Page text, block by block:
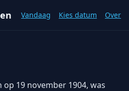
Vandaag Kies datum Over
19 november 1904, was